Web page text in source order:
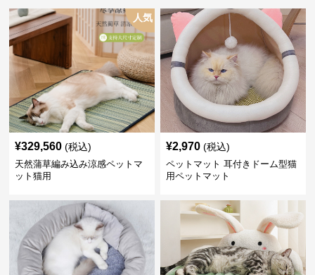
人気
¥329,560 (税込)
天然蒲草編み込み涼感ペットマ
ット猫用
¥2,970 (税込)
ペットマット 耳付きドーム型猫
用ペットマット